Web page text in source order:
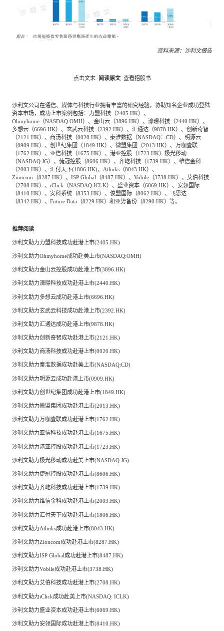
资料来源：沙利文报告
点击文末 阅读原文 查看招股书
沙利文公司在通信、媒体与科技行业拥有丰富的研究经验，协助知名企业成功登陆
资本市场，成功上市案例包括：力盟科技（2405.HK）、
Ohmyhome（NASDAQ:OMH）、金山云（3896.HK）、濠暻科技（2440.HK）、
多想云（6696.HK）、玄武云科技（2392.HK）、汇通达（9878.HK）、创新奇智
（2121.HK）、商汤科技（0020.HK）、秦淮数据（NASDAQ：CD）、明源云
（0909.HK）、创世纪集团（1849.HK）、微盟集团（2013.HK）、万咖壹联
（1762.HK）、亚信科技（1675.HK）、港亚控股（1723.HK）极光移动
（NASDAQ:JG）、倢冠控股（8606.HK）、齐屹科技（1739.HK）、维信金科
（2003.HK）、汇付天下(1806.HK)、Atlinks（8043.HK）、
Zioncom（8287.HK）、ISP Global（8487.HK）、Vobile（3738.HK）、艾伯科技
（2708.HK）、iClick（NASDAQ:ICLK）、盛业资本（6069.HK）、安领国际
（8410.HK）、安科系统（8353.HK）、俊盟国际（8062.HK）、飞思达
（8342.HK）、Future Data（8229.HK）和亚势备份（8290.HK）等。
推荐阅读
沙利文助力力盟科技成功赴港上市(2405.HK)
沙利文助力Ohmyhome成功赴美上市(NASDAQ:OMH)
沙利文助力金山云控股成功赴港上市(3896.HK)
沙利文助力濠暻科技成功赴港上市(2440.HK)
沙利文助力多想云成功赴港上市(6696.HK)
沙利文助力玄武云科技成功赴港上市(2392.HK)
沙利文助力汇通达成功赴港上市(9878.HK)
沙利文助力创新奇智成功赴港上市(2121.HK)
沙利文助力商汤科技成功赴港上市(0020.HK)
沙利文助力秦淮数据成功赴美上市(NASDAQ:CD)
沙利文助力明源云成功赴港上市(0909.HK)
沙利文助力创世纪集团成功赴港上市(1849.HK)
沙利文助力微盟集团成功赴港上市(2013.HK)
沙利文助力万咖壹联成功赴港上市(1762.HK)
沙利文助力亚信科技成功赴港上市(1675.HK)
沙利文助力港亚控股成功赴港上市(1723.HK)
沙利文助力极光移动成功赴美上市(NASDAQ:JG)
沙利文助力倢冠控股成功赴港上市(8606.HK)
沙利文助力齐屹科技成功赴港上市(1739.HK)
沙利文助力维信金科成功赴港上市(2003.HK)
沙利文助力汇付天下成功赴港上市(1806.HK)
沙利文助力Atlinks成功赴港上市(8043.HK)
沙利文助力Zioncom成功赴港上市(8287.HK)
沙利文助力ISP Global成功赴港上市(8487.HK)
沙利文助力Vobile成功赴港上市(3738.HK)
沙利文助力艾伯科技成功赴港上市(2708.HK)
沙利文助力iClick成功赴美上市(NASDAQ: ICLK)
沙利文助力盛业资本成功赴港上市(6069.HK)
沙利文助力安领国际成功赴港上市(8410.HK)